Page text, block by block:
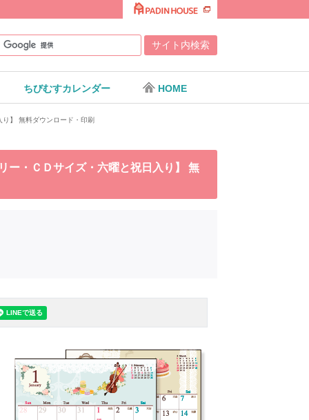
ちびむすカレンダー HOME
】 無料ダウンロード・印刷
ー・ＣＤサイズ・六曜と祝日入り】 無